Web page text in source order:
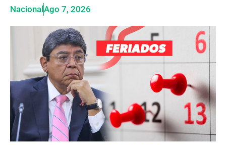
NacionalAgo 7, 2026